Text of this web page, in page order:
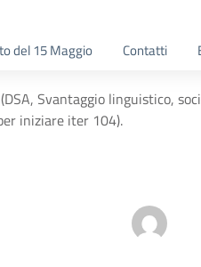
del 15 Maggio Contatti
Svantaggio linguistico,
iniziare iter 104).